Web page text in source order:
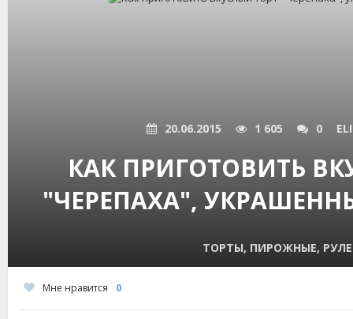
20.06.2015 1 605 0
КАК ПРИГОТОВИТЬ
"ЧЕРЕПАХА",
ТОРТЫ, ПИРОЖНЫЕ,
Мне нравится 0